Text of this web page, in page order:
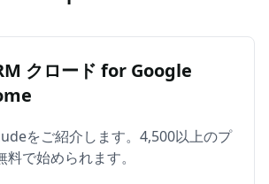
クロード for Google
をご紹介します。4,500以上のプ
で始められます。